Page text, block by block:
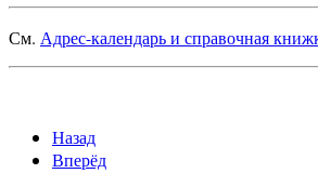
См. Адрес-календарь и справочная
Назад
Вперёд